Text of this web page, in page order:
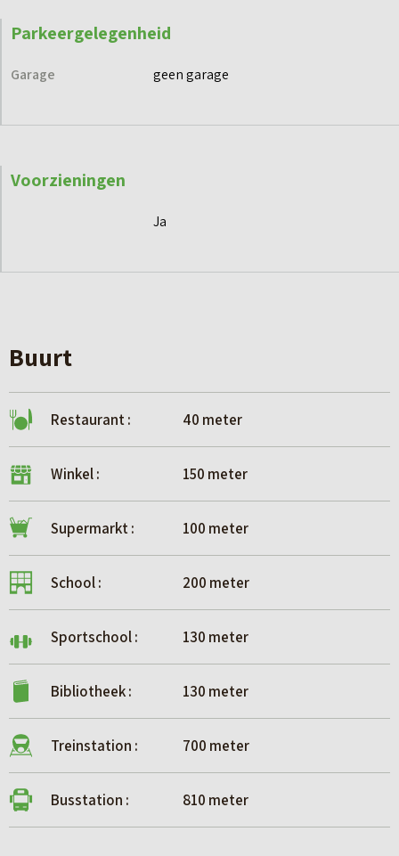
Parkeergelegenheid
Garage geen garage
Voorzieningen
Ja
Buurt
Restaurant : 40 meter
Winkel : 150 meter
Supermarkt : 100 meter
School : 200 meter
Sportschool : 130 meter
Bibliotheek : 130 meter
Treinstation : 700 meter
Busstation : 810 meter